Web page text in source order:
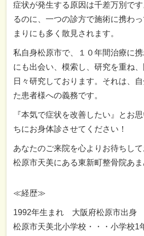
症状が発生する原因は千差万別で
るのに、一つの診方で施術に携わ
まりにも多く散見されます。
私自身松原市で、１０年間治療に
にも出会い、模索し、研究を重ね
日々研究しております。それは、
た患者様への義務です。
『本気で症状を改善したい』とお
ちにお身体診させてください！
あなたのご来院を心よりお待ちして
松原市天美にある東新町整骨院あ
≪経歴≫
1992年生まれ 大阪府松原市出身
松原市天美北小学校・・・小学校1